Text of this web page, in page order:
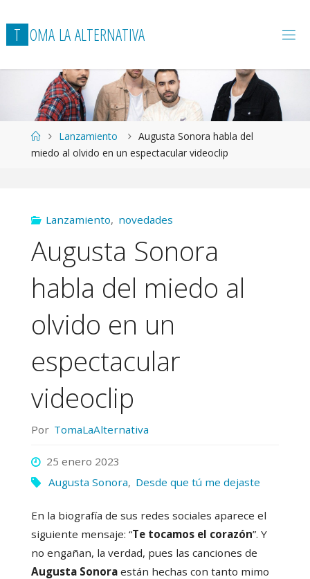
T OMA LAALTERNATIVA
Página
de
Lanzamiento
Augusta Sonora habla del
miedo al olvido en un espectacular videoclip
Lanzamiento, novedades
Augusta Sonora
habla del miedo al
olvido en un
espectacular
videoclip
Por TomaLaAlternativa
25 enero 2023
Augusta Sonora, Desde que tú me dejaste
En la biografía de sus redes sociales aparece el
siguiente mensaje: “Te tocamos el corazón”. Y
no engañan, la verdad, pues las canciones de
Augusta Sonoraestán hechas con tanto mimo